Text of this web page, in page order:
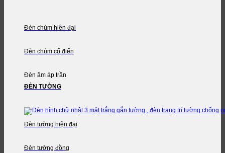
Đèn chùm hiện đại
Đèn chùm cổ điển
Đèn âm áp trần
ĐÈN TƯỜNG
Đèn tường hiện đại
Đèn tường đồng